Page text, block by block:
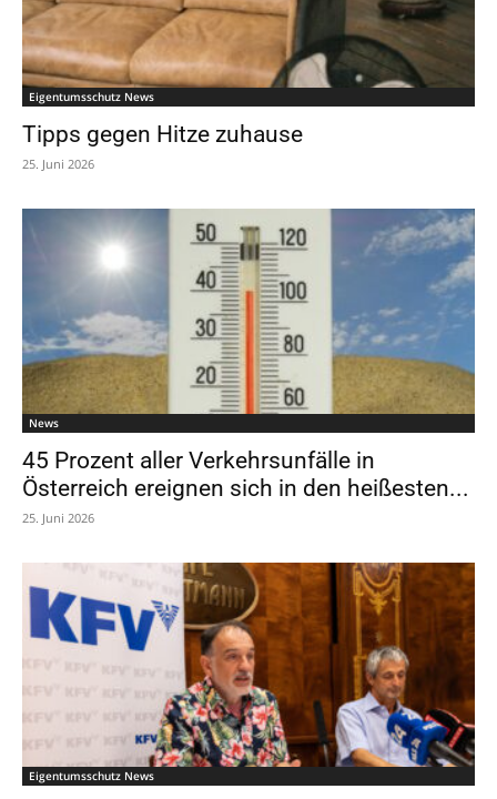
Eigentumsschutz News
Tipps gegen Hitze zuhause
25. Juni 2026
News
45 Prozent aller Verkehrsunfälle in
Österreich ereignen sich in den heißesten...
25. Juni 2026
Eigentumsschutz News